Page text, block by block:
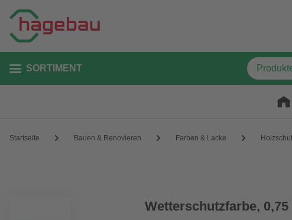
SORTIMENT
Startseite Bauen & Renovieren Farben & Lacke
Wetterschutzfarbe,